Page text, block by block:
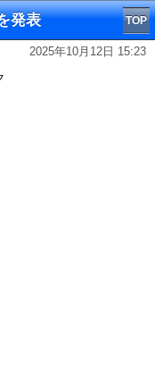
発表 TOP
2025年10月12日 15:23